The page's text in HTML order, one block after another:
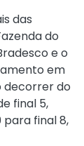
das
do
e o
em
decorrer do
final 5,
para final 8,